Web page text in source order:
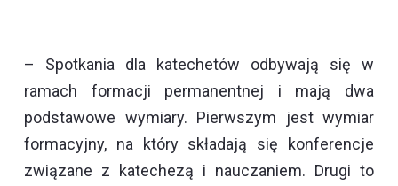
– Spotkania dla katechetów odbywają się w
ramach formacji permanentnej i mają dwa
podstawowe wymiary. Pierwszym jest wymiar
formacyjny, na który składają się konferencje
związane z katechezą i nauczaniem. Drugi to